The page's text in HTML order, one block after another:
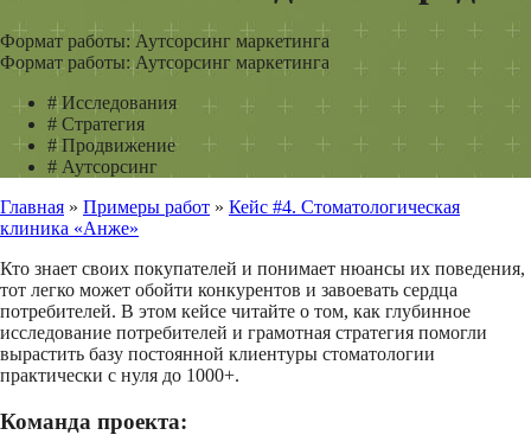
Формат работы: Аутсорсинг маркетинга
Формат работы: Аутсорсинг маркетинга
#Исследования
# Стратегия
#Продвижение
# Аутсорсинг
Главная » Примеры работ » Кейс #4. Стоматологическая
клиника «Анже»
Кто знает своих покупателей и понимает нюансы их поведения,
тот легко может обойти конкурентов и завоевать сердца
потребителей. В этом кейсе читайте о том, как глубинное
исследование потребителей и грамотная стратегия помогли
вырастить базу постоянной клиентуры стоматологии
практически с нуля до 1000+.
Команда проекта: